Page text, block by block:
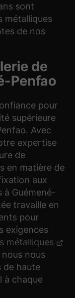
sont
métalliques
de nos
de
Penfao
pour
supérieure
Avec
expertise
de
en matière de
aux
Guémené-
travaille en
pour
exigences
métalliques
nous
de haute
à chaque